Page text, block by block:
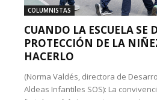
COLUMNISTAS
CUANDO LA ESCUELA SE
PROTECCIÓN DE LA
HACERLO
(Norma Valdés, directora de
Aldeas Infantiles SOS): La